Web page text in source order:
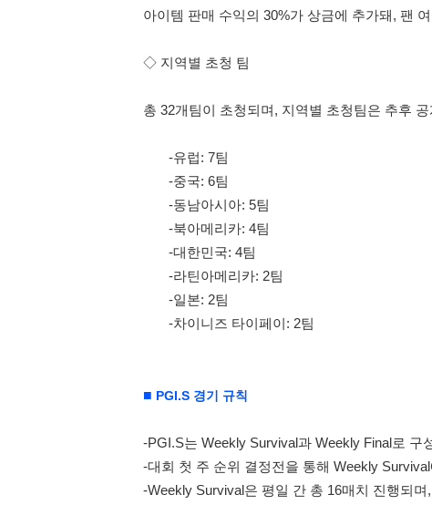
아이템 판매 수익의 30%가 상금에 추가돼, 팬
◇ 지역별 초청 팀
총 32개팀이 초청되며, 지역별 초청팀은 추후
-유럽: 7팀
-중국: 6팀
-동남아시아: 5팀
-북아메리카: 4팀
-대한민국: 4팀
-라틴아메리카: 2팀
-일본: 2팀
-차이니즈 타이페이: 2팀
■ PGI.S 경기 규칙
-PGI.S는 Weekly Survival과 Weekly Final로 구
-대회 첫 주 순위 결정전을 통해 Weekly
-Weekly Survival은 평일 간 총 16매치 진행되